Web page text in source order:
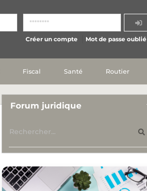
Créer un compte Mot de passe oublié
Fiscal Santé Routier
Forum juridique